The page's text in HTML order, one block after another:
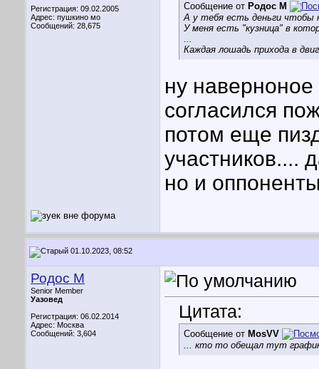
Регистрация: 09.02.2005
Адрес: пушкино мо
Сообщений: 28,675
Сообщение от Родос М
А у тебя есть деньги чтобы
У меня есть "кузница" в
...
Каждая лошадь прихода в
ну
согласился
потом еще
участников....
но и
01.10.2023, 08:52
Родос М
Senior Member
Уазовед
Регистрация: 06.02.2014
Адрес: Москва
Сообщений: 3,604
Цитата:
Сообщение от MosVV
... кто то обещал тут